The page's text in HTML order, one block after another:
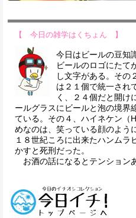
【 今日の雑学はくちょん 】
今日はビールの豆知
ビールのロゴにたて
し文字がある。その
は２１個で統一され
く、２４個だと開け
ールグラスにビールと泡の境界
ている。その４、ハイネケン（
めなのは、笑っている顔のよう
１８世紀ころに出来たハンムラ
かすと死刑だった。
お酒の話になるとテンション